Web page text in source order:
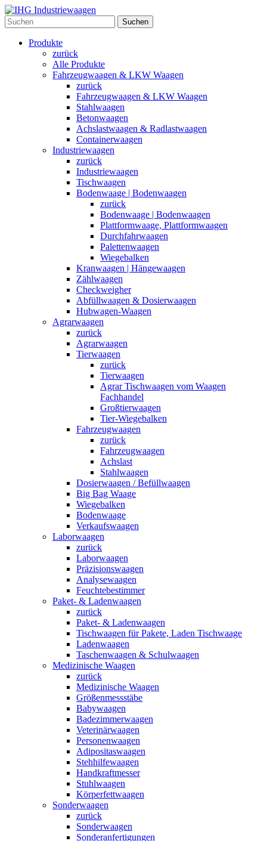
Suchen
Produkte
zurück
Alle Produkte
Fahrzeugwaagen & LKW Waagen
zurück
Fahrzeugwaagen & LKW Waagen
Stahlwaagen
Betonwaagen
Achslastwaagen & Radlastwaagen
Containerwaagen
Industriewaagen
zurück
Industriewaagen
Tischwaagen
Bodenwaage | Bodenwaagen
zurück
Bodenwaage | Bodenwaagen
Plattformwaage, Plattformwaagen
Durchfahrwaagen
Palettenwaagen
Wiegebalken
Kranwaagen | Hängewaagen
Zählwaagen
Checkweigher
Abfüllwaagen & Dosierwaagen
Hubwagen-Waagen
Agrarwaagen
zurück
Agrarwaagen
Tierwaagen
zurück
Tierwaagen
Agrar Tischwaagen vom Waagen
Fachhandel
Großtierwaagen
Tier-Wiegebalken
Fahrzeugwaagen
zurück
Fahrzeugwaagen
Achslast
Stahlwaagen
Dosierwaagen / Befüllwaagen
Big Bag Waage
Wiegebalken
Bodenwaage
Verkaufswaagen
Laborwaagen
zurück
Laborwaagen
Präzisionswaagen
Analysewaagen
Feuchtebestimmer
Paket- & Ladenwaagen
zurück
Paket- & Ladenwaagen
Tischwaagen für Pakete, Laden Tischwaage
Ladenwaagen
Taschenwaagen & Schulwaagen
Medizinische Waagen
zurück
Medizinische Waagen
Größenmessstäbe
Babywaagen
Badezimmerwaagen
Veterinärwaagen
Personenwaagen
Adipositaswaagen
Stehhilfewaagen
Handkraftmesser
Stuhlwaagen
Körperfettwaagen
Sonderwaagen
zurück
Sonderwaagen
Sonderanfertigungen